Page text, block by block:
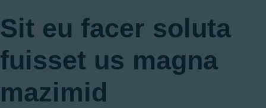
Sit eu facer soluta
fuisset us magna
mazimid